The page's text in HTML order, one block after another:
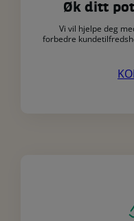
Øk ditt
Vi vil hjelpe deg
forbedre